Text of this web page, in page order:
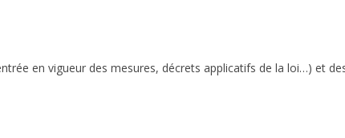
en vigueur des mesures, décrets applicatifs de la loi…) et